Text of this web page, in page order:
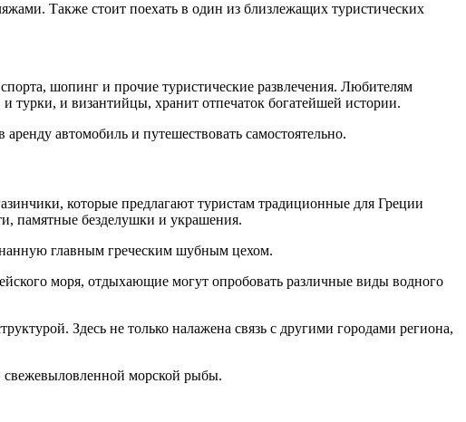
Также стоит поехать в один из близлежащих туристических
шопинг и прочие туристические развлечения. Любителям
турки, и византийцы, хранит отпечаток богатейшей истории.
автомобиль и путешествовать самостоятельно.
которые предлагают туристам традиционные для Греции
памятные безделушки и украшения.
главным греческим шубным цехом.
моря, отдыхающие могут опробовать различные виды водного
Здесь не только налажена связь с другими городами региона,
свежевыловленной морской рыбы.